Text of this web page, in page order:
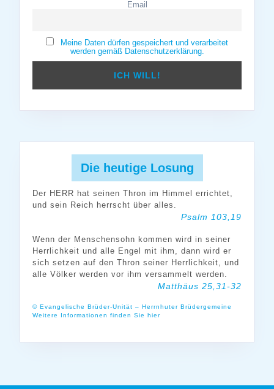
Email
Meine Daten dürfen gespeichert und verarbeitet
werden gemäß Datenschutzerklärung.
Die heutige Losung
Der HERR hat seinen Thron im Himmel errichtet,
und sein Reich herrscht über alles.
Psalm 103,19
Wenn der Menschensohn kommen wird in seiner
Herrlichkeit und alle Engel mit ihm, dann wird er
sich setzen auf den Thron seiner Herrlichkeit, und
alle Völker werden vor ihm versammelt werden.
Matthäus 25,31-32
© Evangelische Brüder-Unität – Herrnhuter Brüdergemeine
Weitere Informationen finden Sie hier